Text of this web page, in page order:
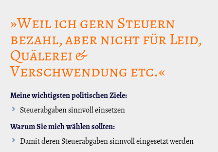
»Weil ich gern Steuern
bezahl, aber nicht für Leid,
Quälerei &
Verschwendung etc.«
Meine wichtigsten politischen Ziele:
Steuerabgaben sinnvoll einsetzen
Warum Sie mich wählen sollten:
Damit deren Steuerabgaben sinnvoll eingesetzt werden